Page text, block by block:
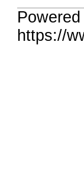
https://